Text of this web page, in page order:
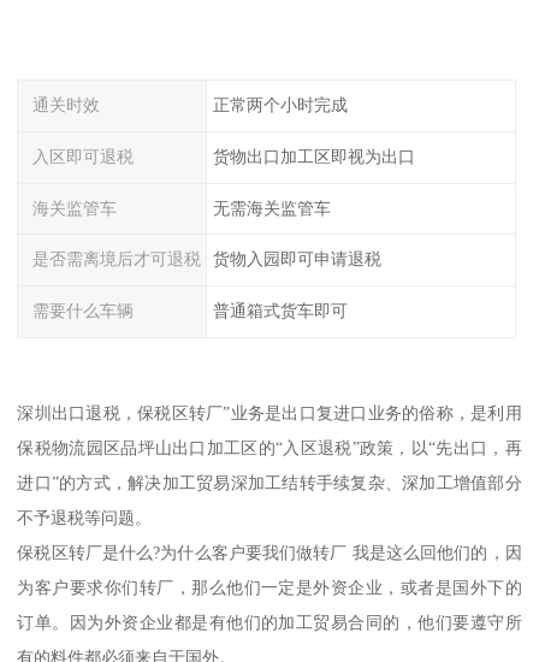
通关时效 正常两个小时完成
入区即可退税 货物出口加工区即视为出口
海关监管车 无需海关监管车
是否需离境后才可退税 货物入园即可申请退税
需要什么车辆 普通箱式货车即可
深圳出口退税，保税区转厂”业务是出口复进口业务的俗称，是利用
保税物流园区品坪山出口加工区的“入区退税”政策，以“先出口，再
进口”的方式，解决加工贸易深加工结转手续复杂、深加工增值部分
不予退税等问题。
保税区转厂是什么?为什么客户要我们做转厂 我是这么回他们的，因
为客户要求你们转厂，那么他们一定是外资企业，或者是国外下的
订单。因为外资企业都是有他们的加工贸易合同的，他们要遵守所
有的料件都必须来自于国外。